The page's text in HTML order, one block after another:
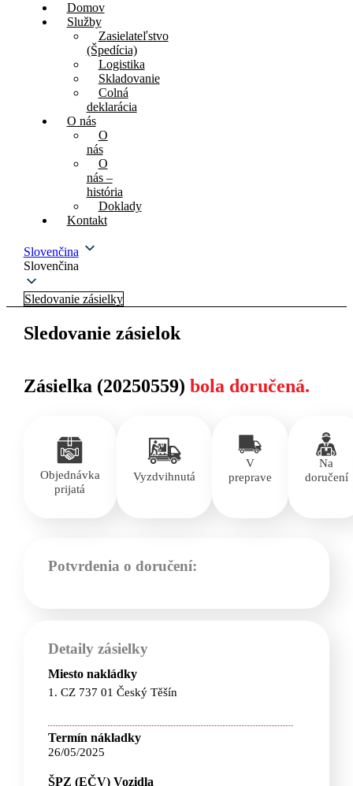
Domov
Služby
Zasielateľstvo
(Špedícia)
Logistika
Skladovanie
Colná
deklarácia
O nás
O
nás
O
nás –
história
Doklady
Kontakt
Slovenčina
Slovenčina
Sledovanie zásielky
Sledovanie zásielok
Zásielka (20250559) bola doručená.
Objednávka
prijatá
Vyzdvihnutá
V
preprave
Na
doručení
Potvrdenia o doručení:
Detaily zásielky
Miesto nakládky
1. CZ 737 01 Český Těšín
Termín nákladky
26/05/2025
ŠPZ (EČV) Vozidla